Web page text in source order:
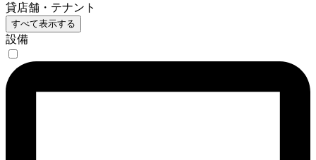
貸店舗・テナント
すべて表示する
設備